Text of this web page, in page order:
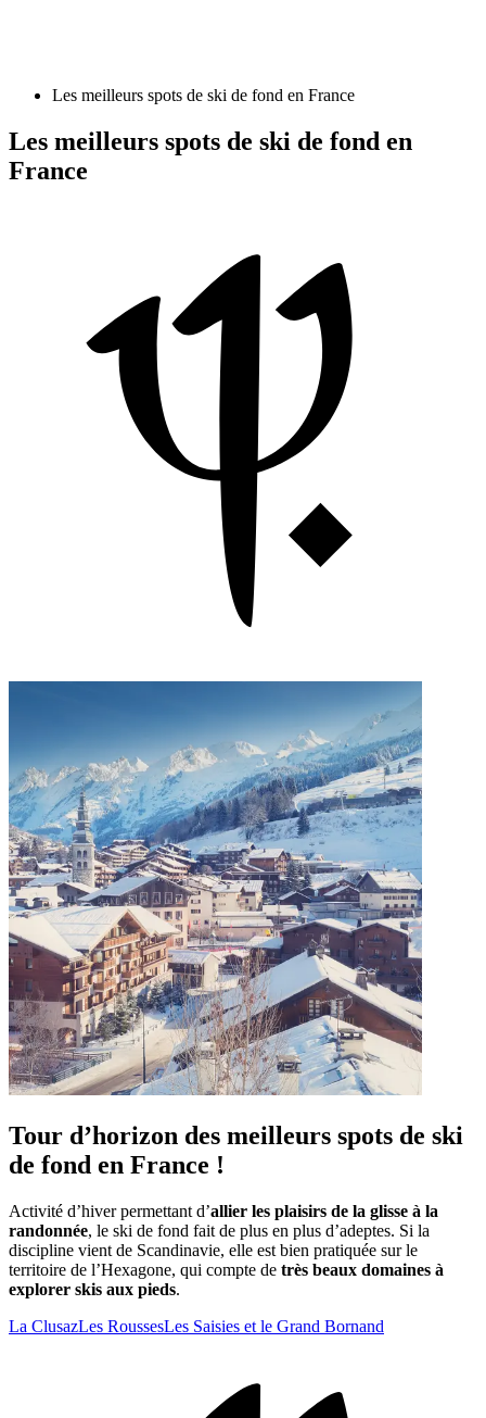
Les meilleurs spots de ski de fond en France
Les meilleurs spots de ski de fond en
France
Tour d’horizon des meilleurs spots de ski
de fond en France !
Activité d’hiver permettant d’allier les plaisirs de la glisse à la
randonnée, le ski de fond fait de plus en plus d’adeptes. Si la
discipline vient de Scandinavie, elle est bien pratiquée sur le
territoire de l’Hexagone, qui compte de très beaux domaines à
explorer skis aux pieds.
La ClusazLes RoussesLes Saisies et le Grand Bornand